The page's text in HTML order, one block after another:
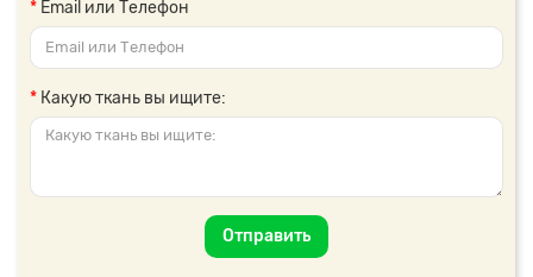
Email или Телефон
Какую ткань вы ищите:
Отправить